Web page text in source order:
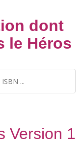
dont
le Héros
Version 1